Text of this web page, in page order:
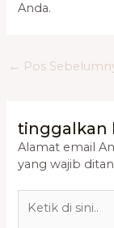
Anda.
← Pos
tinggalkan
Alamat email
yang wajib